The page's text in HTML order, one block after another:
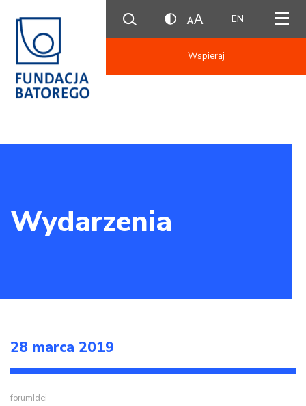
EN
Wspieraj
Wydarzenia
28 marca 2019
forumIdei